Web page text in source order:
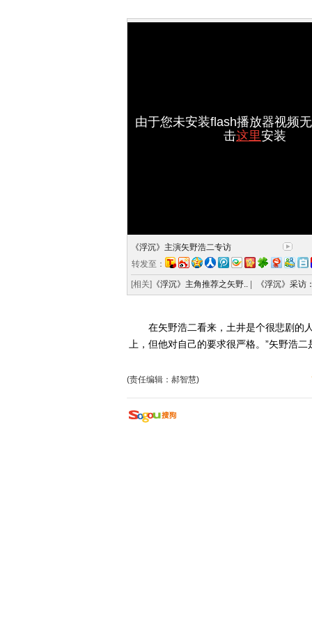
由于您未安装flash播放器视频
击这里安装
《浮沉》主演矢野浩二专访
转发至：
[相关] 《浮沉》主角推荐之矢野.. 《浮沉》采访
在矢野浩二看来，土井是个很悲剧的人
上，但他对自己的要求很严格。”矢野浩
(责任编辑：郝智慧)